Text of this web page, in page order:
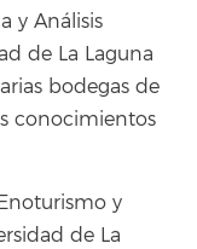
y Análisis
de La Laguna
bodegas de
conocimientos
y
de La